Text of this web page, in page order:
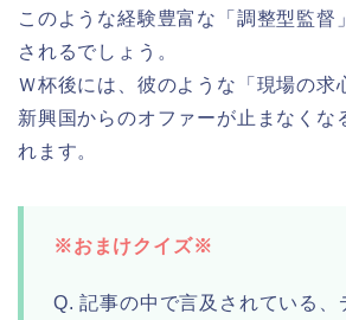
このような経験豊富な「調整型監督
されるでしょう。
Ｗ杯後には、彼のような「現場の求
新興国からのオファーが止まなくな
れます。
※おまけクイズ※
Q. 記事の中で言及されている、